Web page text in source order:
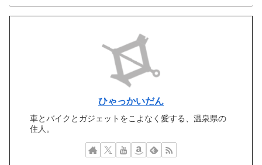
ひゃっかいだん
車とバイクとガジェットをこよなく愛する、温泉県の
住人。